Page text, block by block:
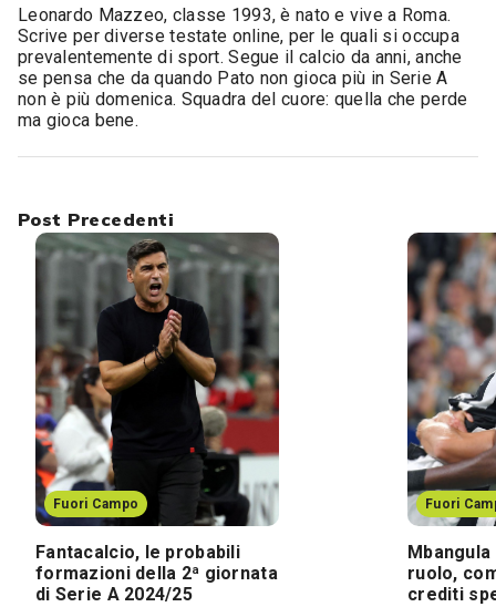
Leonardo Mazzeo, classe 1993, è nato e vive a Roma.
Scrive per diverse testate online, per le quali si occupa
prevalentemente di sport. Segue il calcio da anni, anche
se pensa che da quando Pato non gioca più in Serie A
non è più domenica. Squadra del cuore: quella che perde
ma gioca bene.
Post Precedenti
Fuori Campo
Fantacalcio, le probabili
formazioni della 2ª giornata
di Serie A 2024/25
Fuori
ruolo,
crediti